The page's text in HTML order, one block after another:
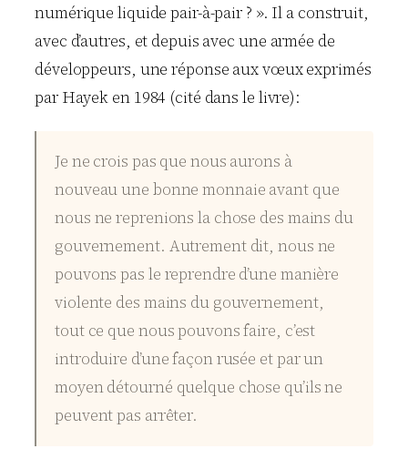
numérique liquide pair-à-pair ? ». Il a construit,
avec d’autres, et depuis avec une armée de
développeurs, une réponse aux vœux exprimés
par Hayek en 1984 (cité dans le livre):
Je ne crois pas que nous aurons à
nouveau une bonne monnaie avant que
nous ne reprenions la chose des mains du
gouvernement. Autrement dit, nous ne
pouvons pas le reprendre d’une manière
violente des mains du gouvernement,
tout ce que nous pouvons faire, c’est
introduire d’une façon rusée et par un
moyen détourné quelque chose qu’ils ne
peuvent pas arrêter.